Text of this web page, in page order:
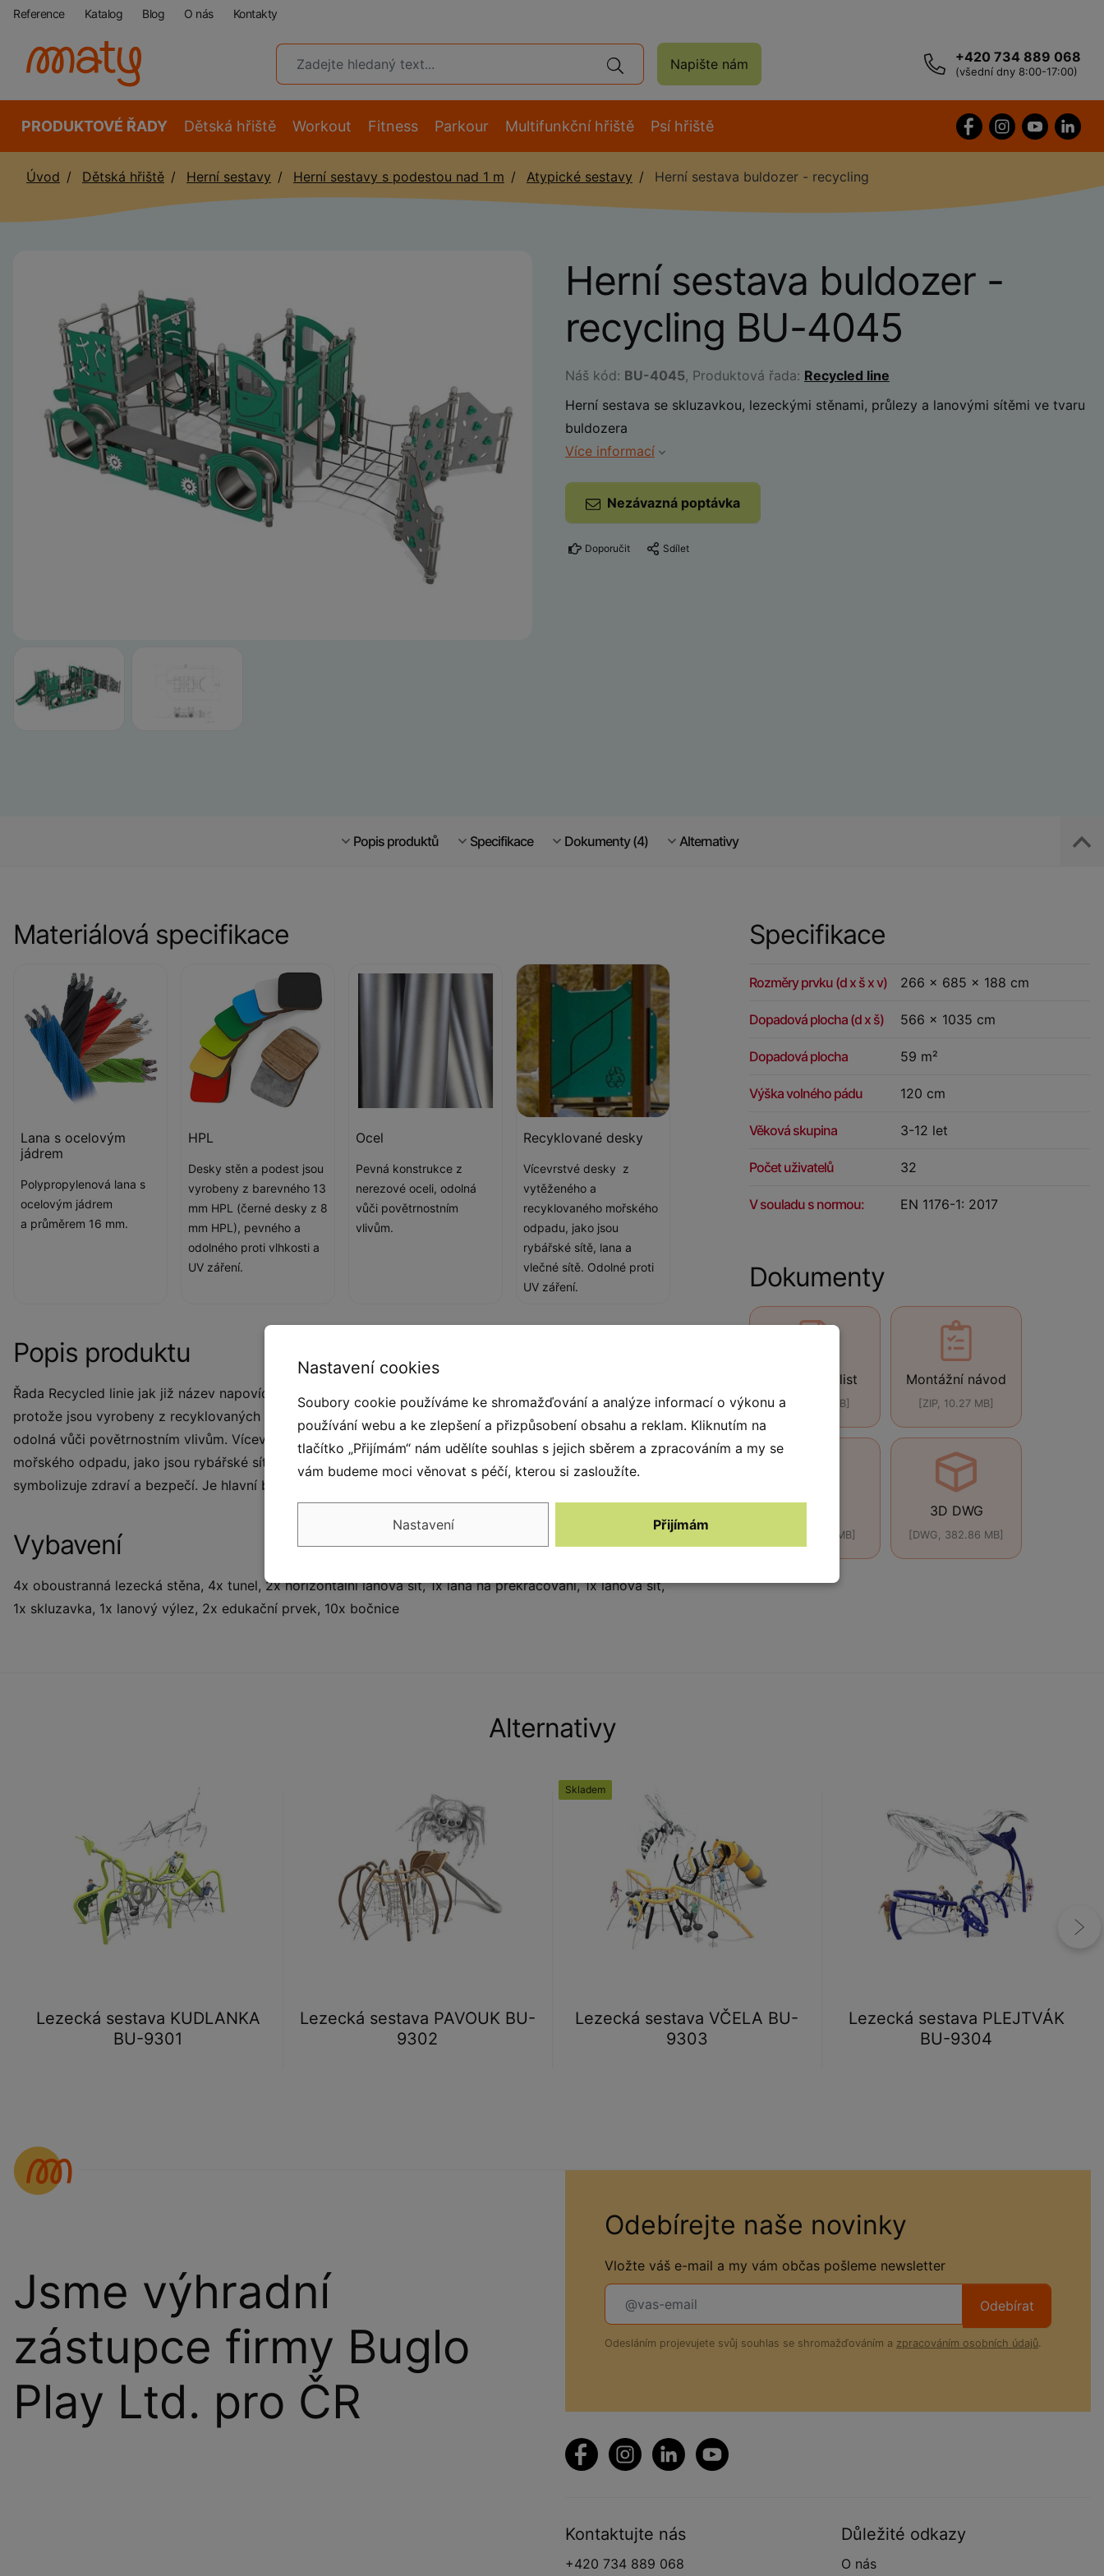
Reference Katalog Blog O nás Kontakty
Napište nám +420 734 889 068
(všední dny 8:00-17:00)
PRODUKTOVÉ ŘADY Dětská hřiště Workout Fitness Parkour Multifunkční hřiště Psí hřiště
Úvod Dětská hřiště Herní sestavy Herní sestavy s podestou nad 1 m Atypické sestavy Herní sestava buldozer - recycling
Herní sestava buldozer -
recycling BU-4045
Náš kód: BU-4045, Produktová řada: Recycled line
Herní sestava se skluzavkou, lezeckými stěnami, průlezy a lanovými sítěmi ve tvaru
buldozera
Více informací
Nezávazná poptávka
Doporučit Sdílet
Popis produktů Specifikace Dokumenty (4) Alternativy
Specifikace
Rozměry prvku (d x š x v) 266 x 685 x 188 cm
Dopadová plocha (d x š) 566 x 1035 cm
Dopadová plocha 59 m²
Výška volného pádu 120 cm
Věková skupina 3-12 let
Počet uživatelů 32
V souladu s normou: EN 1176-1: 2017
Dokumenty
Technický list
[PDF, 440 kB]
Montážní návod
[ZIP, 10.27 MB]
[DWG, 2.46 MB]
3D DWG
[DWG, 382.86 MB]
Materiálová specifikace
Lana s ocelovým
jádrem
Polypropylenová lana s
ocelovým jádrem
a průměrem 16 mm.
HPL
Desky stěn a podest jsou
vyrobeny z barevného 13
mm HPL (černé desky z 8
mm HPL), pevného a
odolného proti vlhkosti a
UV záření.
Ocel
Pevná konstrukce z
nerezové oceli, odolná
vůči povětrnostním
vlivům.
Recyklované desky
Vícevrstvé desky z
vytěženého a
recyklovaného mořského
odpadu, jako jsou
rybářské sítě, lana a
vlečné sítě. Odolné proti
UV záření.
Popis produktu
Řada Recycled linie jak již název napovídá obsahuje produkty, které jsou bezpečné pro životní prostředí,
protože jsou vyrobeny z recyklovaných materiálů. Konstrukce je vytvořena z nerezové oceli, která je
odolná vůči povětrnostním vlivům. Vícevrstvé desky jsou vyrobeny z vytěženého a recyklovaného
mořského odpadu, jako jsou rybářské sítě, lana a vlečné sítě. Zelená je klidná a harmonická barva, která
symbolizuje zdraví a bezpečí. Je hlavní barvou přírody, kterou si bez zelené ani nedokážeme představit.
Vybavení
4x oboustranná lezecká stěna, 4x tunel, 2x horizontální lanová síť, 1x lana na překračování, 1x lanová síť,
1x skluzavka, 1x lanový výlez, 2x edukační prvek, 10x bočnice
Alternativy
Lezecká sestava KUDLANKA
BU-9301
Lezecká sestava PAVOUK BU-
9302
Lezecká sestava VČELA BU-
9303
Skladem
Lezecká sestava PLEJTVÁK
BU-9304
Jsme výhradní
zástupce firmy Buglo
Play Ltd. pro ČR
Odebírejte naše novinky
Vložte váš e-mail a my vám občas pošleme newsletter
Odebírat
Odesláním projevujete svůj souhlas se shromažďováním a zpracováním osobních údajů.
Kontaktujte nás
+420 734 889 068
Důležité odkazy
O nás
Nastavení cookies
Soubory cookie používáme ke shromažďování a analýze informací o výkonu a
používání webu a ke zlepšení a přizpůsobení obsahu a reklam. Kliknutím na
tlačítko „Přijímám“ nám udělíte souhlas s jejich sběrem a zpracováním a my se
vám budeme moci věnovat s péčí, kterou si zasloužíte.
Nastavení Přijímám